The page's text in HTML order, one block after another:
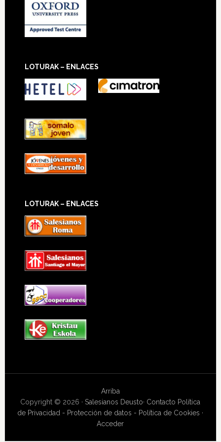
LOTURAK – ENLACES
LOTURAK – ENLACES
Arriba
Copyright © 2026 ·Salesianos Deusto· Contacto Política
de Privacidad - Protección de datos - Política de Cookies ·
Acceder